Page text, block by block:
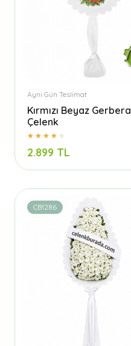
Aynı Gün Teslimat
Kırmızı Beyaz Gerbera
Çelenk
2.899 TL
CB1286